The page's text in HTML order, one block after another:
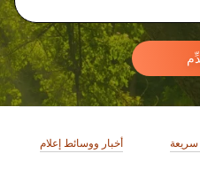
سريعة أخبار ووسائط إعلام